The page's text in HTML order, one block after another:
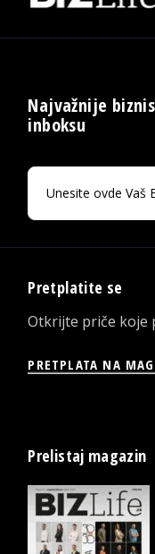
Najvažnije
inboksu
Pretplatite se
Otkrijte priče koje
PRETPLATA NA
Prelistaj magazin